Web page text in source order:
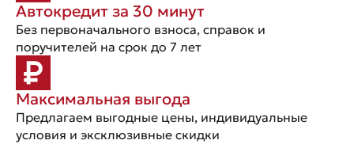
Автокредит за 30 минут
Без первоначального взноса, справок и
поручителей на срок до 7 лет
Максимальная выгода
Предлагаем выгодные цены, индивидуальные
условия и эксклюзивные скидки